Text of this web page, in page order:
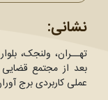
نشانی:
تهــران، ولنجک،
عملی کاربردی برج